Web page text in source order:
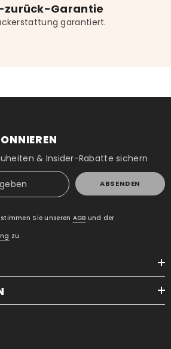
zurück-Garantie
garantiert.
& Insider-Rabatte sichern
ABSENDEN
Sie unseren AGB und der
zu.